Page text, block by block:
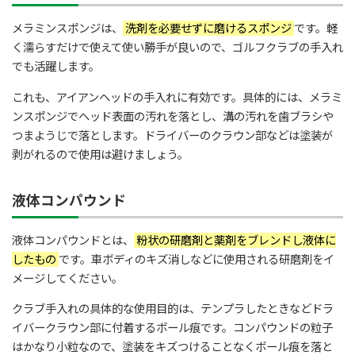
メラミンスポンジは、 洗剤を必要せずに磨けるスポンジです。軽
く濡らすだけで使えて使い勝手が良いので、ゴルフクラブの手入れ
でも活躍します。
これも、アイアンヘッドの手入れに有効です。具体的には、メラミ
ンスポンジでヘッド表面の汚れを落とし、溝の汚れを歯ブラシや
つまようじで落とします。ドライバーのクラウン部などは塗装が
剥がれるので使用は避けましょう。
液体コンパウンド
液体コンパウンドとは、
粉状の研磨剤と薬剤をブレンドし液体に
したもの です。車ボディのキズ消しなどに使用される研磨剤をイ
メージしてください。
クラブ手入れの具体的な使用目的は、テンプラしたときなどドラ
イバークラウン部に付着するボール痕です。コンパウンドの粒子
はかなり小粒なので、塗装をキズつけることなくボール痕を落と